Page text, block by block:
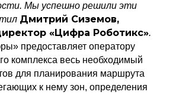
Мы успешно решили эти
Дмитрий Сиземов,
«Цифра Роботикс».
предоставляет оператору
комплекса весь необходимый
для планирования маршрута
к нему зон, определения